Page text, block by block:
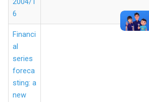
6
Financi
al
series
foreca
sting: a
new